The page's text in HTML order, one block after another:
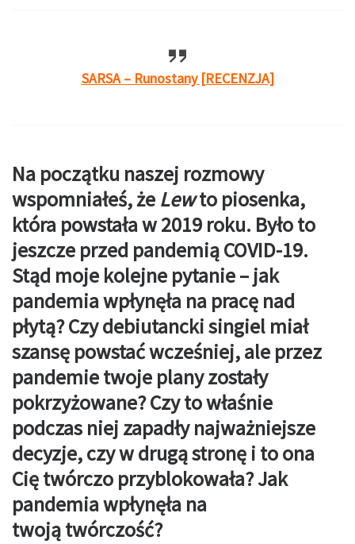
SARSA – Runostany [RECENZJA]
Na początku naszej rozmowy
wspomniałeś, że Lewto piosenka,
która powstała w 2019 roku. Było to
jeszcze przed pandemią COVID-19.
Stąd moje kolejne pytanie – jak
pandemiawpłynęła na pracę nad
płytą? Czy debiutancki singiel miał
szansę powstać wcześniej, ale przez
pandemie twoje plany zostały
pokrzyżowane? Czy to właśnie
podczas niej zapadły najważniejsze
decyzje, czy w drugą stronę i to ona
Cię twórczo przyblokowała? Jak
pandemia wpłynęła na
twoją twórczość?